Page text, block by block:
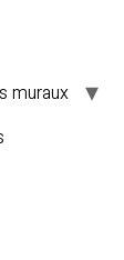
muraux